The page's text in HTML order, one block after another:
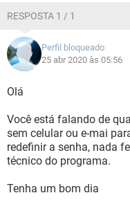
RESPOSTA 1 / 1
Perfil bloqueado
25 abr 2020 às 05:56
Olá
Você está falando de
sem celular ou e-mai
redefinir a senha, nada
técnico do programa.
Tenha um bom dia